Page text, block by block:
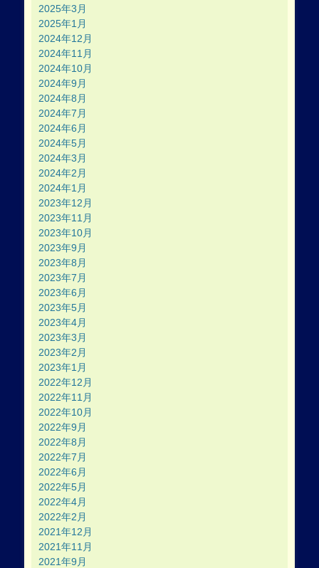
2025年3月
2025年1月
2024年12月
2024年11月
2024年10月
2024年9月
2024年8月
2024年7月
2024年6月
2024年5月
2024年3月
2024年2月
2024年1月
2023年12月
2023年11月
2023年10月
2023年9月
2023年8月
2023年7月
2023年6月
2023年5月
2023年4月
2023年3月
2023年2月
2023年1月
2022年12月
2022年11月
2022年10月
2022年9月
2022年8月
2022年7月
2022年6月
2022年5月
2022年4月
2022年2月
2021年12月
2021年11月
2021年9月